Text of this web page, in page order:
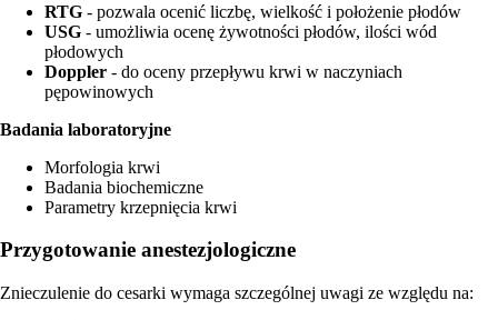
RTG - pozwala ocenić liczbę, wielkość i położenie płodów
USG - umożliwia ocenę żywotności płodów, ilości wód
płodowych
Doppler - do oceny przepływu krwi w naczyniach
pępowinowych
Badania laboratoryjne
Morfologia krwi
Badania biochemiczne
Parametry krzepnięcia krwi
Przygotowanie anestezjologiczne
Znieczulenie do cesarki wymaga szczególnej uwagi ze względu na: